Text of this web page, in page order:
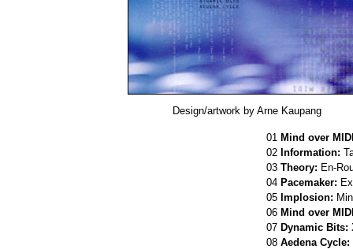
Design/artwork by Arne Kaupang
01 Mind over
02 Information:
03 Theory: En-
04 Pacemaker:
05 Implosion:
06 Mind over
07 Dynamic Bits:
08 Aedena Cycle: